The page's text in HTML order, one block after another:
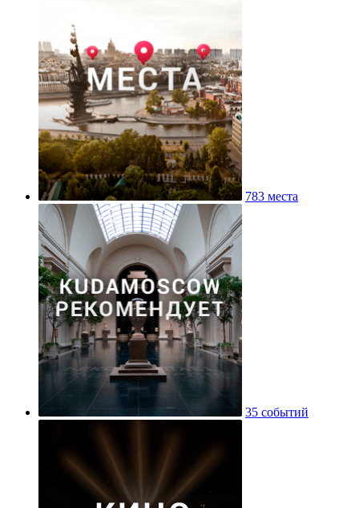
783 места
35 событий